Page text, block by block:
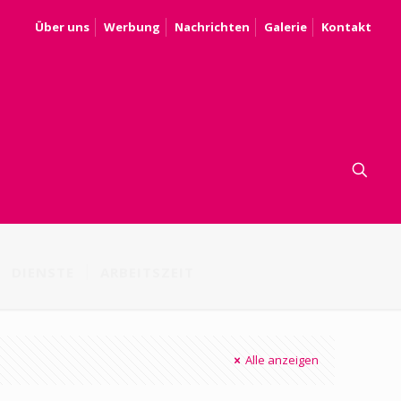
Über uns Werbung Nachrichten Galerie Kontakt
Alle anzeigen